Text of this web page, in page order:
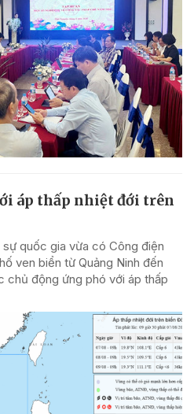
áp thấp nhiệt đới trên
quốc gia vừa có Công điện
ven biển từ Quảng Ninh đến
chủ động ứng phó với áp thấp